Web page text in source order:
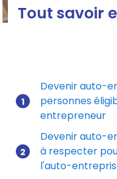
Tout savoir
Mis à jour le 29/12/
Devenir auto-
personnes
entrepreneur
Devenir auto-
à respecter
l'auto-